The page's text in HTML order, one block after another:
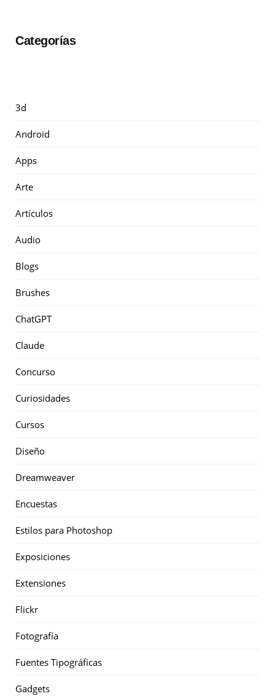
Categorías
3d
Android
Apps
Arte
Artículos
Audio
Blogs
Brushes
ChatGPT
Claude
Concurso
Curiosidades
Cursos
Diseño
Dreamweaver
Encuestas
Estilos para Photoshop
Exposiciones
Extensiones
Flickr
Fotografía
Fuentes Tipográficas
Gadgets